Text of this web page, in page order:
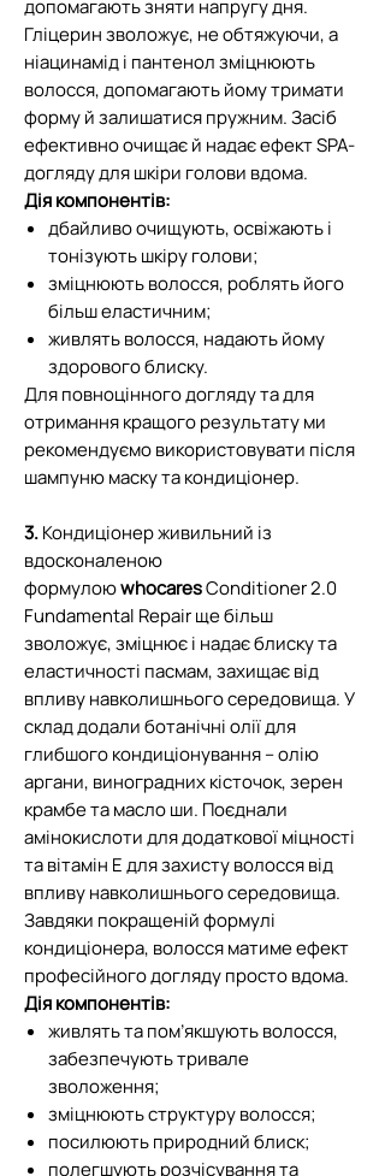
допомагають зняти напругу дня.
Гліцерин зволожує, не обтяжуючи, а
ніацинамід і пантенол зміцнюють
волосся, допомагають йому тримати
форму й залишатися пружним. Засіб
ефективно очищає й надає ефект SPA-
догляду для шкіри голови вдома.
Дія компонентів:
дбайливо очищують, освіжають і
тонізують шкіру голови;
зміцнюють волосся, роблять його
більш еластичним;
живлять волосся, надають йому
здорового блиску.
Для повноцінного догляду та для
отримання кращого результату ми
рекомендуємо використовувати після
шампуню маску та кондиціонер.
3.Кондиціонер живильний із
вдосконаленою
формулоюwhocaresConditioner 2.0
Fundamental Repair ще більш
зволожує, зміцнює і надає блиску та
еластичності пасмам, захищає від
впливу навколишнього середовища. У
склад додали ботанічні олії для
глибшого кондиціонування – олію
аргани, виноградних кісточок, зерен
крамбе та масло ши. Поєднали
амінокислоти для додаткової міцності
та вітамін Е для захисту волосся від
впливу навколишнього середовища.
Завдяки покращеній формулі
кондиціонера, волосся матиме ефект
професійного догляду просто вдома.
Дія компонентів:
живлять та пом’якшують волосся,
забезпечують тривале
зволоження;
зміцнюють структуру волосся;
посилюють природний блиск;
полегшують розчісування та